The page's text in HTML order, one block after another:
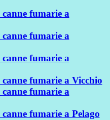
canne fumarie a
canne fumarie a
canne fumarie a
canne fumarie a Vicchio
canne fumarie a
fumarie a Pelago